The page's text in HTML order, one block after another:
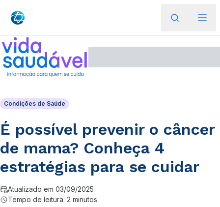
Condições de Saúde
É possível prevenir o câncer
de mama? Conheça 4
estratégias para se cuidar
Atualizado em 03/09/2025
Tempo de leitura: 2 minutos